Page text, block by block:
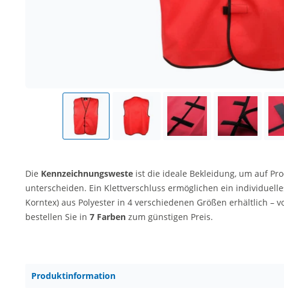
Die Kennzeichnungsweste ist die ideale Bekleidung, um auf
unterscheiden. Ein Klettverschluss ermöglichen ein
Korntex) aus Polyester in 4 verschiedenen Größen erhältlich –
bestellen Sie in 7 Farben zum günstigen Preis.
Produktinformation